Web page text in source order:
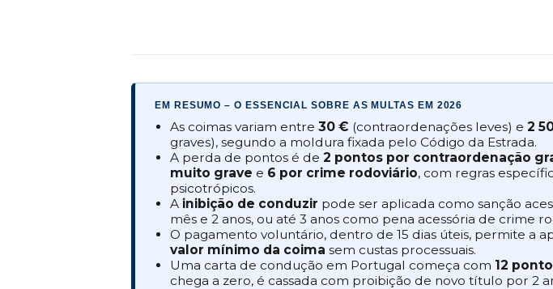
EM RESUMO – O ESSENCIAL SOBRE AS MULTAS EM 2026
As coimas variam entre30 € (contraordenações leves) e2
graves), segundo a moldura fixada pelo Código da Estrada.
A perda de pontos é de2 pontos por contraordenação
muito grave e 6 por crime rodoviário, com regras
psicotrópicos.
A inibição de conduzir pode ser aplicada como sanção
mês e 2 anos, ou até 3 anos como pena acessória de crime
O pagamento voluntário, dentro de 15 dias úteis, permite a
valor mínimo da coima sem custas processuais.
Uma carta de condução em Portugal começa com 12
chega a zero, é cassada com proibição de novo título por 2